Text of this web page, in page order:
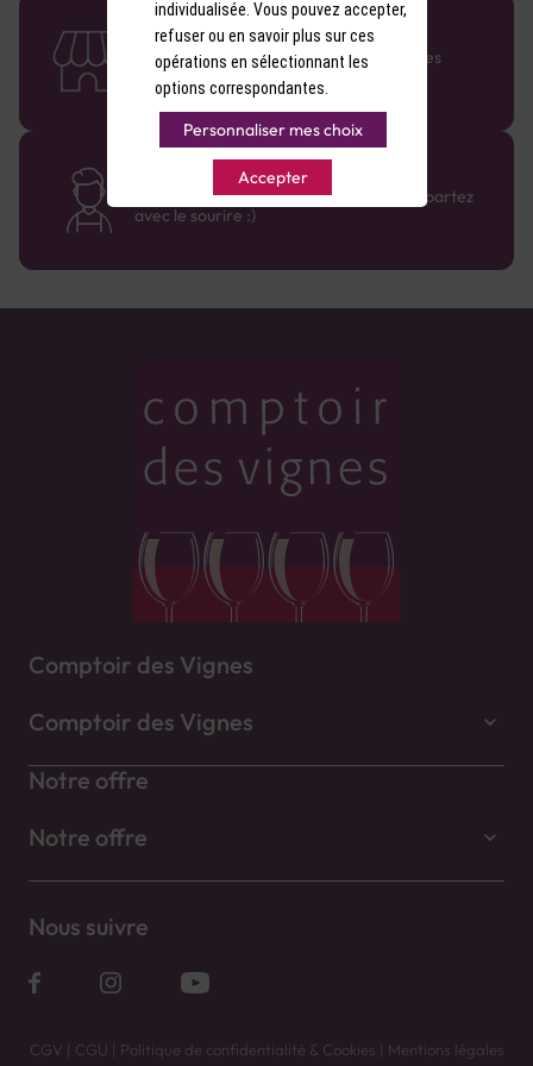
58 caves en France
Retrouvez le réseau Comptoir des Vignes
partout en France !
Des cavistes à votre écoute
Bénéficiez de conseils sur-mesure et repartez
avec le sourire :)
Comptoir des Vignes
Comptoir des Vignes
Notre offre
Notre offre
Nous suivre
CGV | CGU | Politique de confidentialité & Cookies | Mentions légales
individualisée. Vous pouvez accepter,
refuser ou en savoir plus sur ces
opérations en sélectionnant les
options correspondantes.
Personnaliser mes choix
Accepter